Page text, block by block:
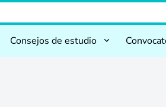
Consejos de estudio